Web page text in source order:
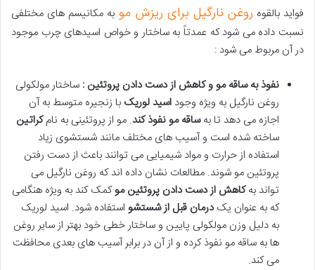
فواید بالقوه روغن نارگیل برای ریزش مو به مکانیسم های مختلفی
نسبت داده می شود که عمدتاً به ساختار و خواص اسیدهای چرب موجود
در آن مربوط می شود :
نفوذ به ساقه مو و کاهش از دست دادن پروتئین : ساختار مولکولی
روغن نارگیل به ویژه وجود اسید لوریک با زنجیره متوسط به آن
اجازه می دهد تا بهساقه مو نفوذ کند. مو از پروتئینی به نامکراتین
ساخته شده است و آسیب های مختلف مانند شستشوی زیاد
استفاده از حرارت و مواد شیمیایی می توانند باعث از دست رفتن
پروتئین مو شوند. مطالعات نشان داده اند که روغن نارگیل می
تواند بهکاهش از دست دادن پروتئین موکمک کند به ویژه هنگامی
که به عنوان یکدرمان قبل از شستشو استفاده شود. اسید لوریک
به دلیل وزن مولکولی پایین و ساختار خطی خود بهتر از سایر روغن
ها به ساقه مو نفوذ کرده و از آن در برابر آسیب های بعدی محافظت
می کند.